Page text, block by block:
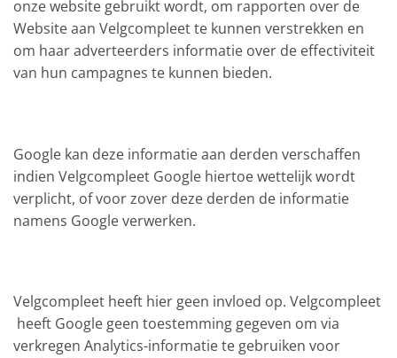
onze website gebruikt wordt, om rapporten over de
Website aan Velgcompleet te kunnen verstrekken en
om haar adverteerders informatie over de effectiviteit
van hun campagnes te kunnen bieden.
Google kan deze informatie aan derden verschaffen
indien Velgcompleet Google hiertoe wettelijk wordt
verplicht, of voor zover deze derden de informatie
namens Google verwerken.
Velgcompleet heeft hier geen invloed op. Velgcompleet
heeft Google geen toestemming gegeven om via
verkregen Analytics-informatie te gebruiken voor